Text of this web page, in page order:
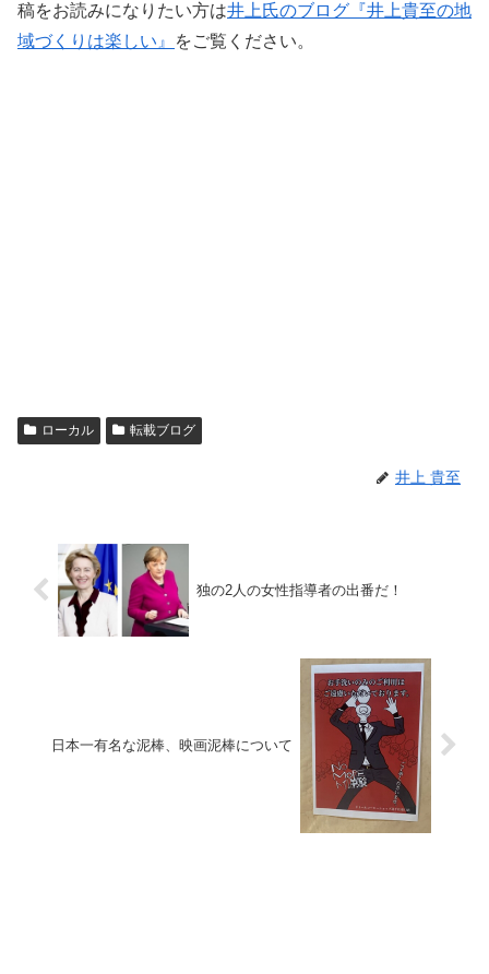
稿をお読みになりたい方は井上氏のブログ『井上貴至の地
域づくりは楽しい』
をご覧ください。
ローカル 転載ブログ
井上 貴至
独の2人の女性指導者の出番だ！
日本一有名な泥棒、映画泥棒について